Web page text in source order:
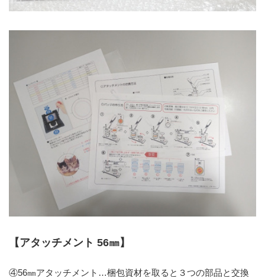
【アタッチメント 56㎜】
④56㎜アタッチメント…梱包資材を取ると３つの部品と交換